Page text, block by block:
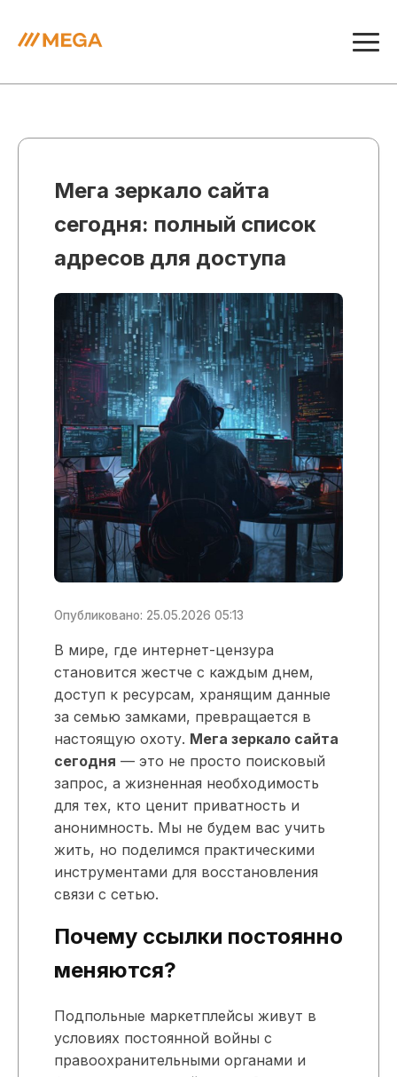
Мега зеркало сайта
сегодня: полный список
адресов для доступа
Опубликовано: 25.05.2026 05:13
В мире, где интернет-цензура
становится жестче с каждым днем,
доступ к ресурсам, хранящим данные
за семью замками, превращается в
настоящую охоту. Мега зеркало сайта
сегодня — это не просто поисковый
запрос, а жизненная необходимость
для тех, кто ценит приватность и
анонимность. Мы не будем вас учить
жить, но поделимся практическими
инструментами для восстановления
связи с сетью.
Почему ссылки постоянно
меняются?
Подпольные маркетплейсы живут в
условиях постоянной войны с
правоохранительными органами и